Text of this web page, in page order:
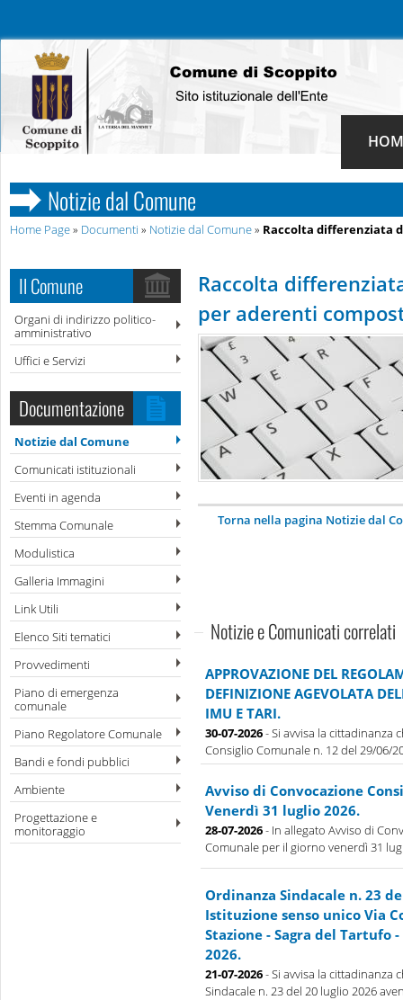
Notizie dal Comune
Home Page» Documenti » Notizie dal Comune» Raccolta differenziata
Il Comune
Organi di indirizzo politico-
amministrativo
Uffici e Servizi
Documentazione
Notizie dal Comune
Comunicati istituzionali
Eventi in agenda
Stemma Comunale
Modulistica
Galleria Immagini
Link Utili
Elenco Siti tematici
Provvedimenti
Piano di emergenza
comunale
Piano Regolatore Comunale
Bandi e fondi pubblici
Ambiente
Progettazione e
monitoraggio
Raccolta
per aderenti
Torna nella pagina Notizie dal
Notizie e Comunicati correlati
APPROVAZIONE DEL
DEFINIZIONE AGEVOLATA
IMU E TARI.
30-07-2026- Si avvisa la cittadinanza
Consiglio Comunale n. 12 del 29/06/
Avviso di Convocazione
Venerdì 31 luglio 2026.
28-07-2026- In allegato Avviso di
Comunale per il giorno venerdì 31
Ordinanza Sindacale n. 23
Istituzione senso unico Via
Stazione - Sagra del Tartufo
2026.
21-07-2026- Si avvisa la cittadinanza
Sindacale n. 23 del 20 luglio 2026